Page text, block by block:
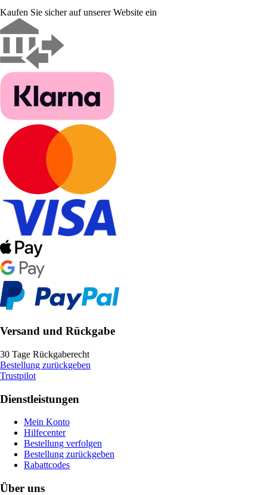
Kaufen Sie sicher auf unserer Website ein
Versand und Rückgabe
30 Tage Rückgaberecht
Bestellung zurückgeben
Trustpilot
Dienstleistungen
Mein Konto
Hilfecenter
Bestellung verfolgen
Bestellung zurückgeben
Rabattcodes
Über uns